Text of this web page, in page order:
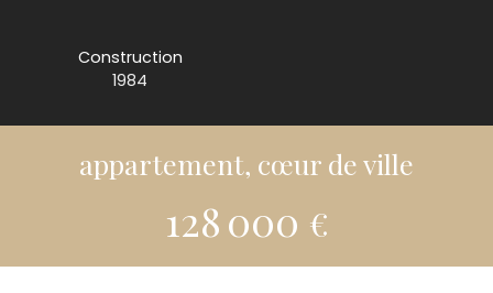
Construction
1984
appartement, cœur de ville
128 000 €